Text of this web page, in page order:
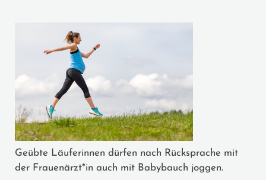
Geübte Läuferinnen dürfen nach Rücksprache mit
der Frauenärzt*in auch mit Babybauch joggen.